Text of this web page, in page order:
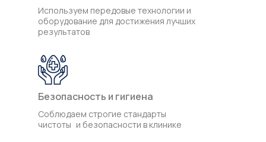
Используем передовые технологии и
оборудование для достижения лучших
результатов
Соблюдаем строгие стандарты
чистоты и безопасности в клинике
Безопасность и гигиена